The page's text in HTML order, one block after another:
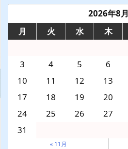
2026年8月
月
火 水 木
3
4 5 6
10
11 12 13
17
18 19 20
24
25 26 27
31
« 11月